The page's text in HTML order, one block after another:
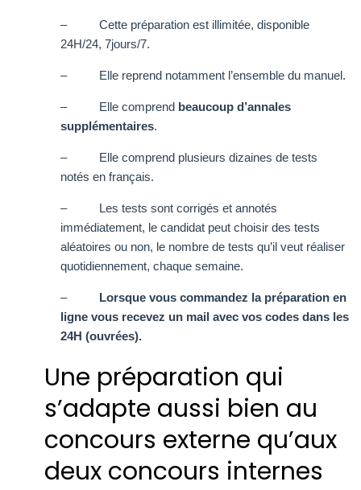
– Cette préparation est illimitée, disponible
24H/24, 7jours/7.
– Elle reprend notamment l’ensemble du manuel.
– Elle comprend beaucoup d’annales
supplémentaires.
– Elle comprend plusieurs dizaines de tests
notés en français.
– Les tests sont corrigés et annotés
immédiatement, le candidat peut choisir des tests
aléatoires ou non, le nombre de tests qu’il veut réaliser
quotidiennement, chaque semaine.
– Lorsque vous commandez la préparation en
ligne vous recevez un mail avec vos codes dans les
24H (ouvrées).
Une préparation qui
s’adapte aussi bien au
concours externe qu’aux
deux concours internes